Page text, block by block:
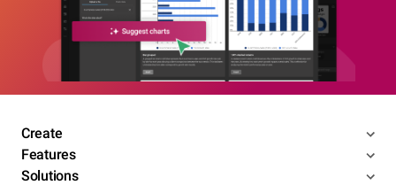
Create
Features
Solutions